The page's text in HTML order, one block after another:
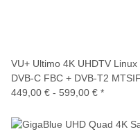
VU+ Ultimo 4K UHDTV
DVB-C FBC + DVB-T2
449,00 € - 599,00 € *